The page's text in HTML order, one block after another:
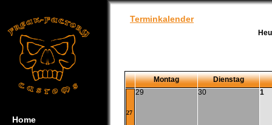
Home
Terminkalender
Montag Dienstag
27
29 30 1